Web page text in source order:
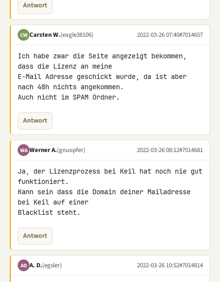
Antwort
CW Carsten W.(eagle38106) 2022-03-26 07:40#7014657
Ich habe zwar die Seite angezeigt bekommen,
dass die Lizenz an meine
E-Mail Adresse geschickt wurde, da ist aber
nach 48h nichts angekommen.
Auch nicht im SPAM Ordner.
Antwort
WA Werner A.(gnuopfer) 2022-03-26 08:12#7014681
Ja, der Lizenzprozess bei Keil hat noch nie gut
funktioniert.
Kann sein dass die Domain deiner Mailadresse
bei Keil auf einer
Blacklist steht.
Antwort
AD A. D.(egsler) 2022-03-26 10:52#7014814